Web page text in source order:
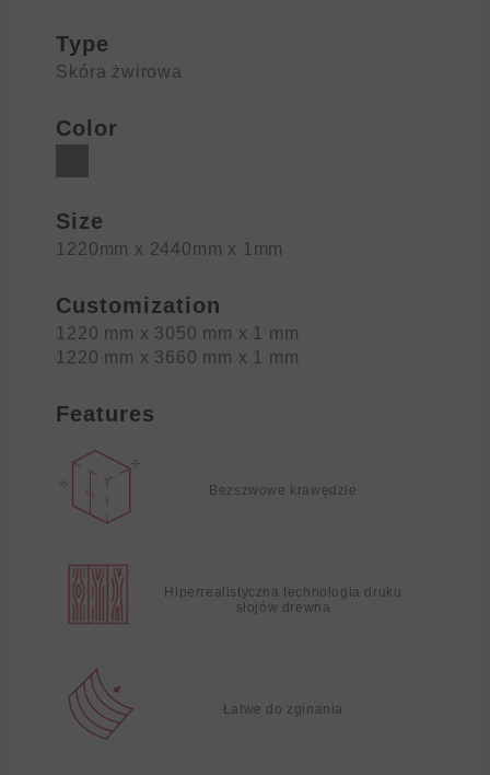
Type
Skóra żwirowa
Color
Size
1220mm x 2440mm x 1mm
Customization
1220 mm x 3050 mm x 1 mm
1220 mm x 3660 mm x 1 mm
Features
Bezszwowe krawędzie
Hiperrealistyczna technologia druku
słojów drewna
Łatwe do zginania